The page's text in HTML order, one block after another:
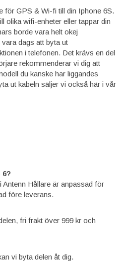
för GPS & Wi-fi till din Iphone 6S.
olika wifi-enheter eller tappar din
borde vara helt okej
dags att byta ut
i telefonen. Det krävs en del
rekommenderar vi dig att
du kanske har liggandes
ut kabeln säljer vi också här i vår
6?
Hållare är anpassad för
före leverans.
fri frakt över 999 kr och
vi byta delen åt dig.